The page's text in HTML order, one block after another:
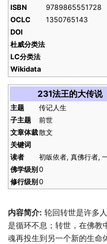
ISBN
9789865551728
OCLC
1350765143
DOI
杜威分类法
LC分类法
Wikidata
231法王的大传说
主题
传记人生
子主题
前世
文章体裁散文
关键词
读者
初皈依者, 真佛行者,
佛学级别0
修行级别0
内容简介: 轮回转世是许多
是循环不息；转世，在佛教
魂再投生到另一个新的生命